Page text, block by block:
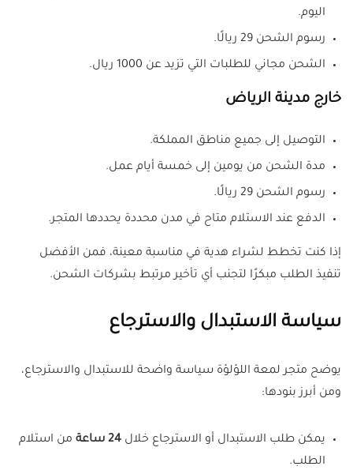
اليوم.
رسوم الشحن 29 ريالًا.
الشحن مجاني للطلبات التي تزيد عن 1000 ريال.
خارج مدينة الرياض
التوصيل إلى جميع مناطق المملكة.
مدة الشحن من يومين إلى خمسة أيام عمل.
رسوم الشحن 29 ريالًا.
الدفع عند الاستلام متاح في مدن محددة يحددها المتجر.
إذا كنت تخطط لشراء هدية في مناسبة معينة، فمن الأفضل
تنفيذ الطلب مبكرًا لتجنب أي تأخير مرتبط بشركات الشحن.
سياسة الاستبدال والاسترجاع
يوضح متجر لمعة اللؤلؤة سياسة واضحة للاستبدال والاسترجاع،
ومن أبرز بنودها:
يمكن طلب الاستبدال أو الاسترجاع خلال 24 ساعة
من استلام
الطلب.